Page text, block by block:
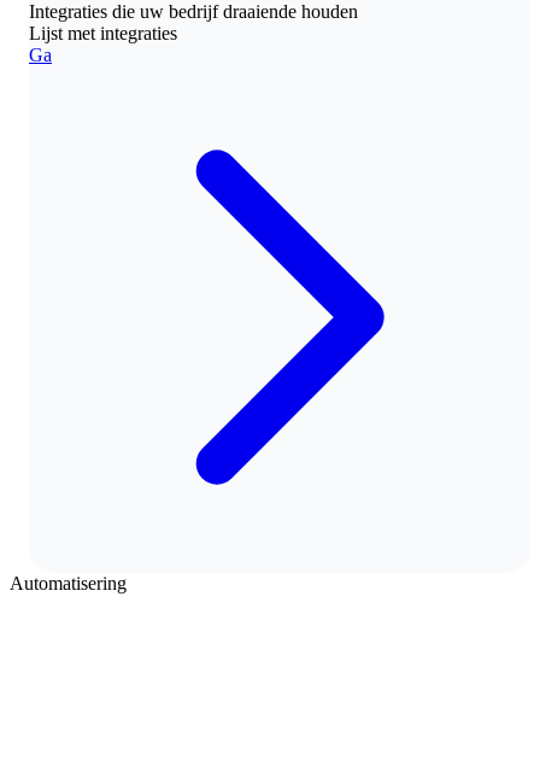
Integraties die uw bedrijf draaiende houden
Lijst met integraties
Ga
Automatisering